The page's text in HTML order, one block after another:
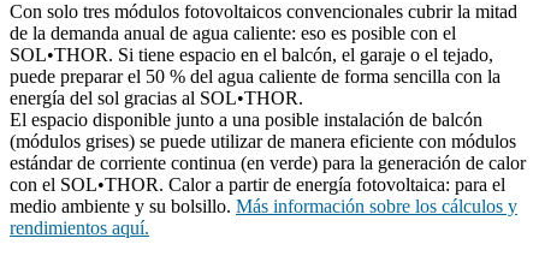
Con solo tres módulos fotovoltaicos convencionales cubrir la mitad
de la demanda anual de agua caliente: eso es posible con el
SOL•THOR. Si tiene espacio en el balcón, el garaje o el tejado,
puede preparar el 50 % del agua caliente de forma sencilla con la
energía del sol gracias al SOL•THOR.
El espacio disponible junto a una posible instalación de balcón
(módulos grises) se puede utilizar de manera eficiente con módulos
estándar de corriente continua (en verde) para la generación de calor
con el SOL•THOR. Calor a partir de energía fotovoltaica: para el
medio ambiente y su bolsillo. Más información sobre los cálculos y
rendimientos aquí.